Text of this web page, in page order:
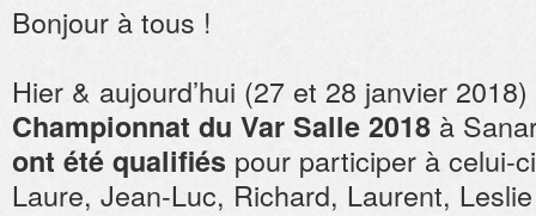
Bonjour à tous !
Hier & aujourd’hui (27 et 28 janvier
Championnat du Var Salle 2018 à
ont été qualifiés pour participer à celui-
Laure, Jean-Luc, Richard, Laurent,